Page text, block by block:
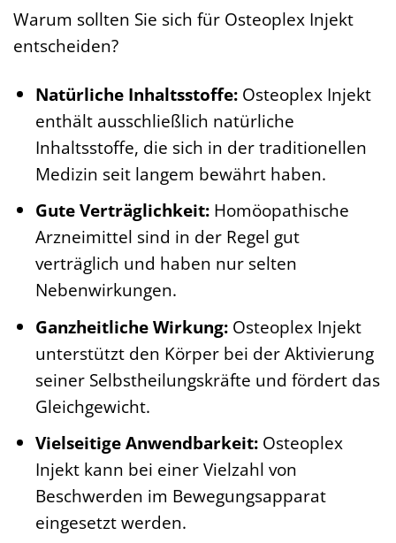
Warum sollten Sie sich für Osteoplex Injekt
entscheiden?
Natürliche Inhaltsstoffe:Osteoplex Injekt
enthält ausschließlich natürliche
Inhaltsstoffe, die sich in der traditionellen
Medizin seit langem bewährt haben.
Gute Verträglichkeit:Homöopathische
Arzneimittel sind in der Regel gut
verträglich und haben nur selten
Nebenwirkungen.
Ganzheitliche Wirkung:Osteoplex Injekt
unterstützt den Körper bei der Aktivierung
seiner Selbstheilungskräfte und fördert das
Gleichgewicht.
Vielseitige Anwendbarkeit:Osteoplex
Injekt kann bei einer Vielzahl von
Beschwerden im Bewegungsapparat
eingesetzt werden.